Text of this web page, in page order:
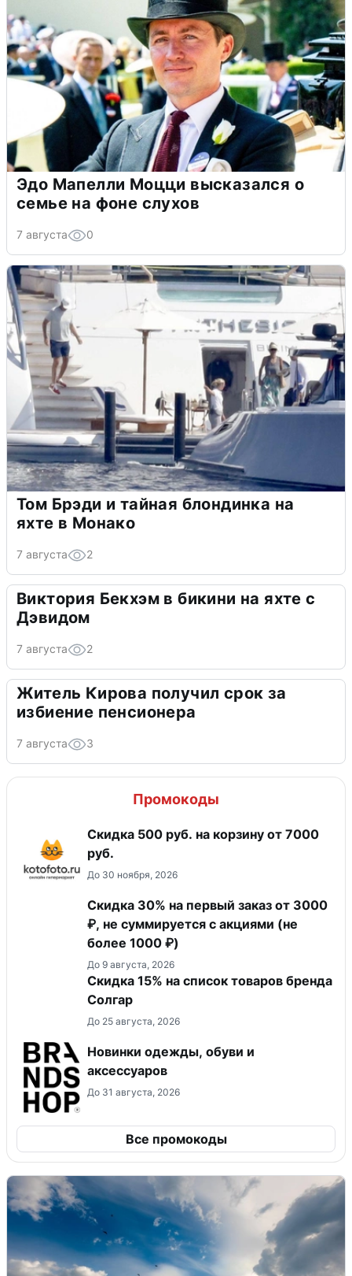
Эдо Мапелли Моцци высказался о
семье на фоне слухов
7 августа 0
Том Брэди и тайная блондинка на
яхте в Монако
7 августа 2
Виктория Бекхэм в бикини на яхте с
Дэвидом
7 августа 2
Житель Кирова получил срок за
избиение пенсионера
7 августа 3
Промокоды
Скидка 500 руб. на корзину от 7000
руб.
До 30 ноября, 2026
Скидка 30% на первый заказ от 3000
₽, не суммируется c акциями (не
более 1000 ₽)
До 9 августа, 2026
Скидка 15% на список товаров бренда
Солгар
До 25 августа, 2026
Новинки одежды, обуви и
аксессуаров
До 31 августа, 2026
Все промокоды